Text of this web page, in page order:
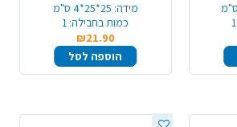
1
מידה: 25*25*4 ס"מ
כמות בחבילה: 1
₪21.90
הוספה לסל